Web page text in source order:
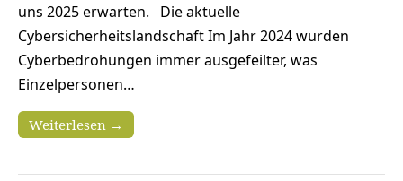
uns 2025 erwarten. Die aktuelle
Cybersicherheitslandschaft Im Jahr 2024 wurden
Cyberbedrohungen immer ausgefeilter, was
Einzelpersonen…
Weiterlesen →